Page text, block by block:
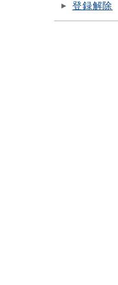
登録解除